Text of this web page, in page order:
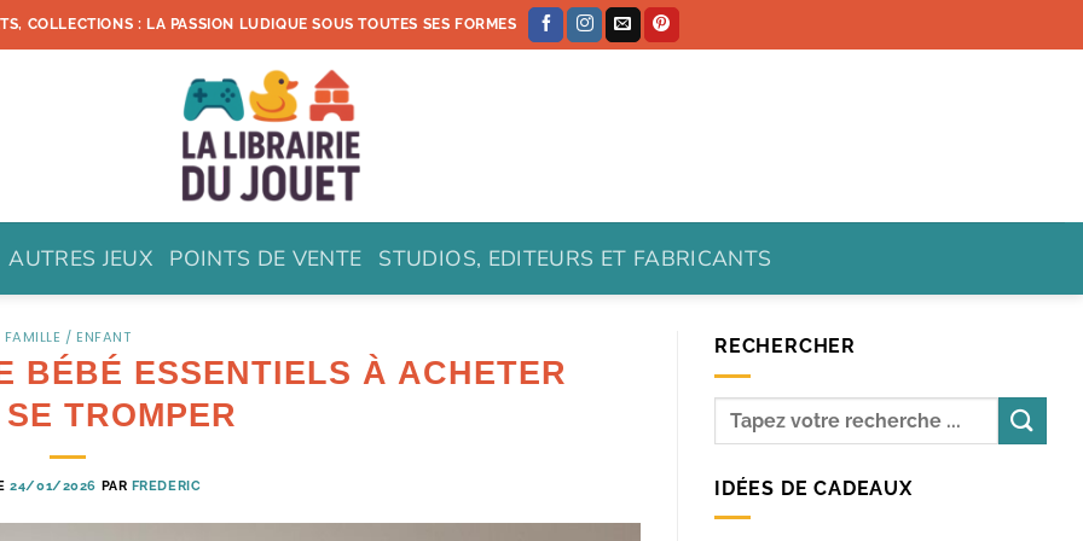
COLLECTIONS : LA PASSION LUDIQUE SOUS TOUTES SES FORMES
AUTRES JEUX POINTS DE VENTE STUDIOS, EDITEURS ET FABRICANTS
FAMILLE / ENFANT
BÉBÉ ESSENTIELS À ACHETER
TROMPER
24/01/2026 PAR FREDERIC
RECHERCHER
IDÉES DE CADEAUX